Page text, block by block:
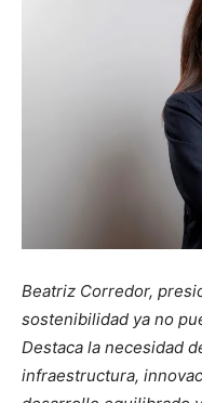
Beatriz Corredor,
sostenibilidad ya no
Destaca la necesidad
infraestructura,